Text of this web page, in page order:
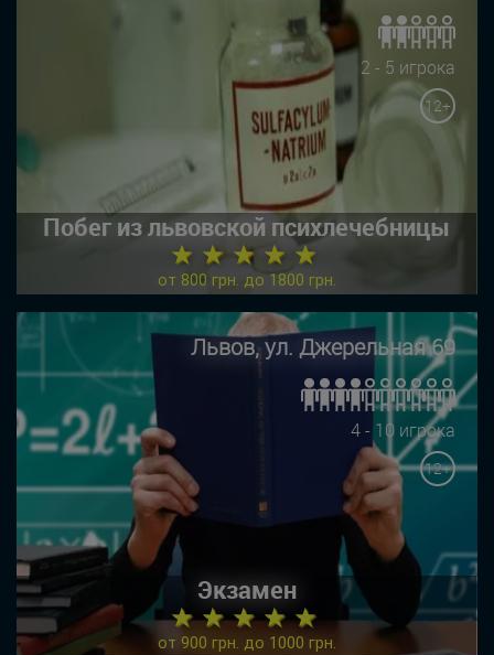
2 - 5 игрока
12+
Побег из львовской психлечебницы
★ ★ ★ ★ ★
от 800 грн. до 1800 грн.
Львов, ул. Джерельная 69
4 - 10 игрока
12+
Экзамен
★ ★ ★ ★ ★
от 900 грн. до 1000 грн.